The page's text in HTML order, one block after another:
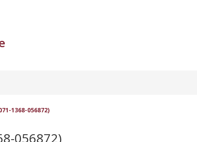
1368-056872)
056872)